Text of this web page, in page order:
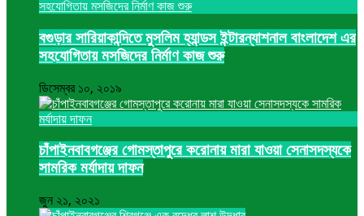
বগুড়ার সারিয়াকান্দিতে মুসলিম হ্যান্ডস ইন্টারন্যাশনাল বাংলাদেশ এর
সহযোগিতায় মসজিদের নির্মাণ কাজ শুরু
ডিসেম্বর ১০, ২০১৯
চাঁপাইনবাবগঞ্জের গোমস্তাপুরে করোনায় মারা যাওয়া সেনাসদস্যকে
সামরিক মর্যাদায় দাফন
জুন ২১, ২০২১